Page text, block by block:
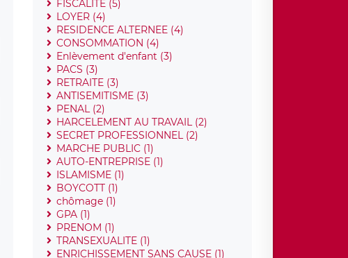
FISCALITE (5)
LOYER (4)
RESIDENCE ALTERNEE (4)
CONSOMMATION (4)
Enlèvement d'enfant (3)
PACS (3)
RETRAITE (3)
ANTISEMITISME (3)
PENAL (2)
HARCELEMENT AU TRAVAIL (2)
SECRET PROFESSIONNEL (2)
MARCHE PUBLIC (1)
AUTO-ENTREPRISE (1)
ISLAMISME (1)
BOYCOTT (1)
chômage (1)
GPA (1)
PRENOM (1)
TRANSEXUALITE (1)
ENRICHISSEMENT SANS CAUSE (1)